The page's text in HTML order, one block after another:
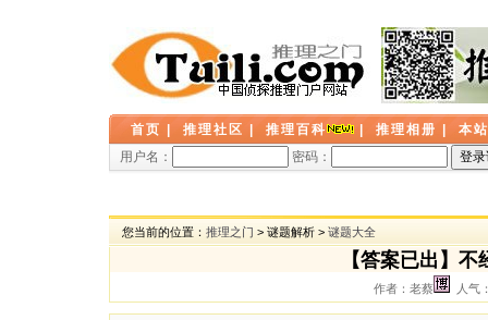
首页 推理社区 推理百科 推理相册
本
用户名：
密码：
您当前的位置： 推理之门 > 谜题解析 > 谜题大全
【答案已出】
作者：老蔡 人气